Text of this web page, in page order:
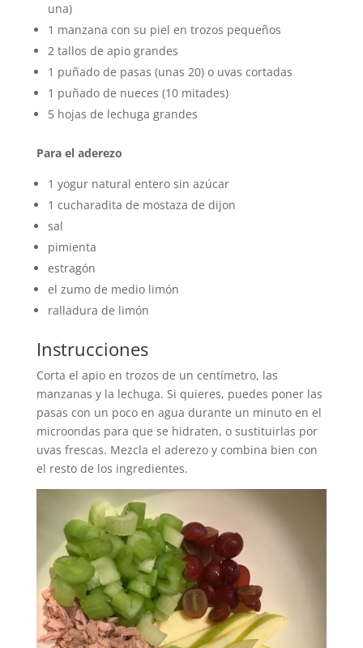
una)
1 manzana con su piel en trozos pequeños
2 tallos de apio grandes
1 puñado de pasas (unas 20) o uvas cortadas
1 puñado de nueces (10 mitades)
5 hojas de lechuga grandes
Para el aderezo
1 yogur natural entero sin azúcar
1 cucharadita de mostaza de dijon
sal
pimienta
estragón
el zumo de medio limón
ralladura de limón
Instrucciones
Corta el apio en trozos de un centímetro, las
manzanas y la lechuga. Si quieres, puedes poner las
pasas con un poco en agua durante un minuto en el
microondas para que se hidraten, o sustituirlas por
uvas frescas. Mezcla el aderezo y combina bien con
el resto de los ingredientes.